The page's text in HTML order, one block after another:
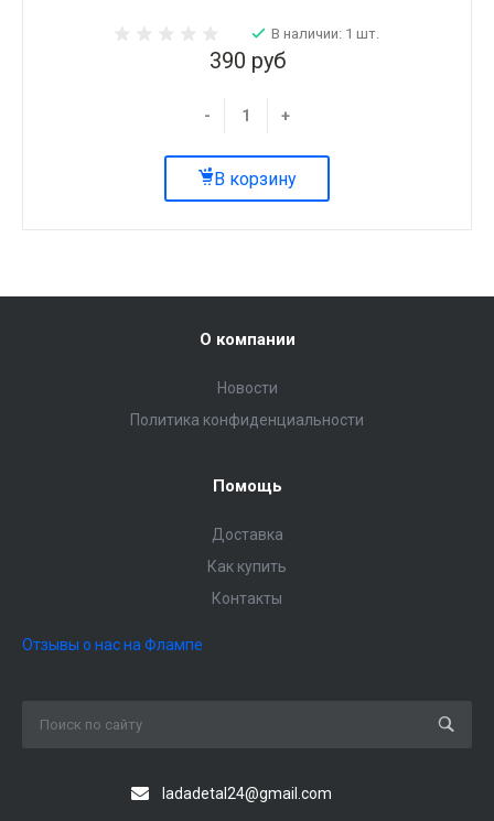
В наличии: 1 шт.
390 руб
- +
В корзину
О компании
Новости
Политика конфиденциальности
Помощь
Доставка
Как купить
Контакты
Отзывы о нас на Флампе
ladadetal24@gmail.com